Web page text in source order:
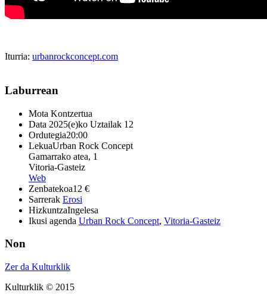
Iturria: urbanrockconcept.com
Laburrean
Mota Kontzertua
Data 2025(e)ko Uztailak 12
Ordutegia20:00
LekuaUrban Rock Concept
Gamarrako atea, 1
Vitoria-Gasteiz
Web
Zenbatekoa12 €
Sarrerak Erosi
HizkuntzaIngelesa
Ikusi agenda Urban Rock Concept, Vitoria-Gasteiz
Non
Zer da Kulturklik
Kulturklik © 2015